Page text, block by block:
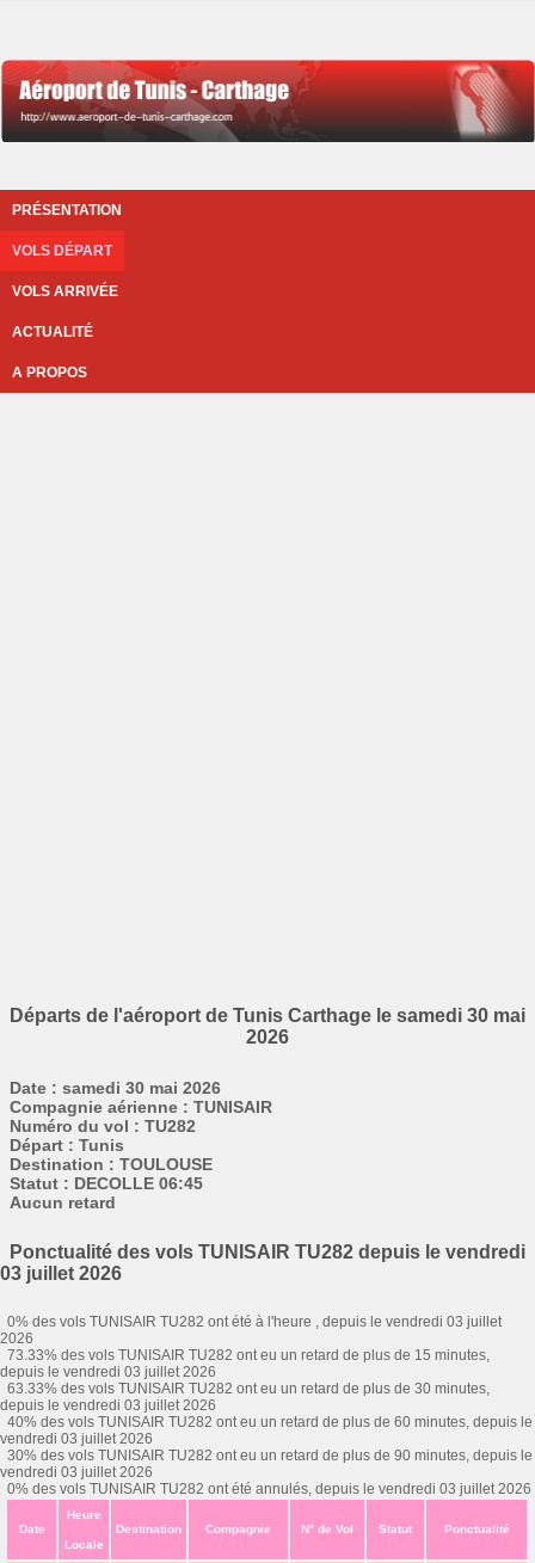
PRÉSENTATION
VOLS DÉPART
VOLS ARRIVÉE
ACTUALITÉ
A PROPOS
Départs de l'aéroport de Tunis Carthage le samedi 30 mai
2026
Date : samedi 30 mai 2026
Compagnie aérienne : TUNISAIR
Numéro du vol : TU282
Départ : Tunis
Destination : TOULOUSE
Statut : DECOLLE 06:45
Aucun retard
Ponctualité des vols TUNISAIR TU282 depuis le vendredi
03 juillet 2026
0% des vols TUNISAIR TU282 ont été à l'heure , depuis le vendredi 03 juillet
2026
73.33% des vols TUNISAIR TU282 ont eu un retard de plus de 15 minutes,
depuis le vendredi 03 juillet 2026
63.33% des vols TUNISAIR TU282 ont eu un retard de plus de 30 minutes,
depuis le vendredi 03 juillet 2026
40% des vols TUNISAIR TU282 ont eu un retard de plus de 60 minutes, depuis le
vendredi 03 juillet 2026
30% des vols TUNISAIR TU282 ont eu un retard de plus de 90 minutes, depuis le
vendredi 03 juillet 2026
0% des vols TUNISAIR TU282 ont été annulés, depuis le vendredi 03 juillet 2026
Date
Heure
Locale
Destination Compagnie N° de Vol Statut Ponctualité